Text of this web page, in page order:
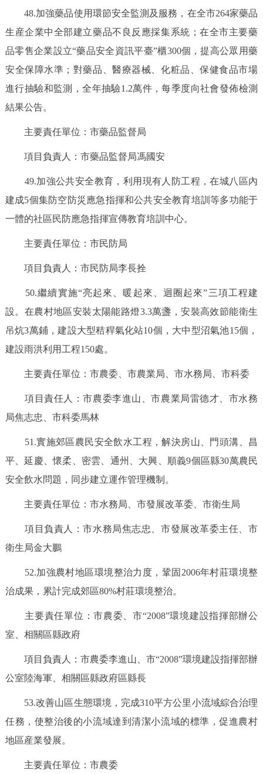
48.加強藥品使用環節安全監測及服務，在全市264家藥品
生産企業中全部建立藥品不良反應採集系統；在全市主要藥
品零售企業設立“藥品安全資訊平臺”櫃300個，提高公眾用藥
安全保障水準；對藥品、醫療器械、化粧品、保健食品市場
進行抽驗和監測，全年抽驗1.2萬件，每季度向社會發佈檢測
結果公告。
主要責任單位：市藥品監督局
項目負責人：市藥品監督局馮國安
49.加強公共安全教育，利用現有人防工程，在城八區內
建成5個集防空防災應急指揮和公共安全教育培訓等多功能于
一體的社區民防應急指揮宣傳教育培訓中心。
主要責任單位：市民防局
項目負責人：市民防局李長拴
50.繼續實施“亮起來、暖起來、迴圈起來”三項工程建
設。在農村地區安裝太陽能路燈3.3萬盞，安裝高效節能衛生
吊炕3萬鋪，建設大型秸稈氣化站10個，大中型沼氣池15個，
建設雨洪利用工程150處。
主要責任單位：市農委、市農業局、市水務局、市科委
項目責任人：市農委李進山、市農業局雷德才、市水務
局焦志忠、市科委馬林
51.實施郊區農民安全飲水工程，解決房山、門頭溝、昌
平、延慶、懷柔、密雲、通州、大興、順義9個區縣30萬農民
安全飲水問題，同步建立運作管理機制。
主要責任單位：市水務局、市發展改革委、市衛生局
項目負責人：市水務局焦志忠、市發展改革委主任、市
衛生局金大鵬
52.加強農村地區環境整治力度，鞏固2006年村莊環境整
治成果，累計完成郊區80%村莊環境整治。
主要責任單位：市農委、市“2008”環境建設指揮部辦公
室、相關區縣政府
項目負責人：市農委李進山、市“2008”環境建設指揮部辦
公室陸海軍、相關區縣政府區縣長
53.改善山區生態環境，完成310平方公里小流域綜合治理
任務，使整治後的小流域達到清潔小流域的標準，促進農村
地區産業發展。
主要責任單位：市農委